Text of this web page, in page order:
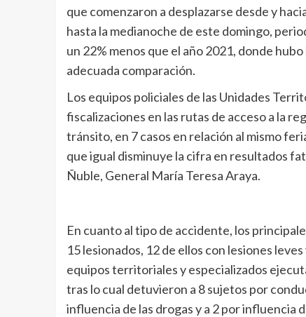
que comenzaron a desplazarse desde y
hasta la medianoche de este domingo,
un 22% menos que el año 2021, donde
adecuada comparación.
Los equipos policiales de las Unidades
fiscalizaciones en las rutas de acceso a la
tránsito, en 7 casos en relación al mismo
que igual disminuye la cifra en resultados
Ñuble, General María Teresa Araya.
En cuanto al tipo de accidente, los
15 lesionados, 12 de ellos con lesiones
equipos territoriales y especializados
tras lo cual detuvieron a 8 sujetos por
influencia de las drogas y a 2 por influencia